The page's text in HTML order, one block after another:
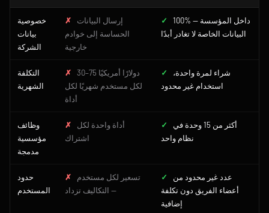
خصوصية
بيانات
الشركة
✗
الحساسة إلى خوادم
خارجية
✓
100% داخل المؤسسة —
البيانات الخاصة لا تغادر أبدًا
التكلفة
الشهرية
✗
30–75 دولارًا أمريكيًا
لكل مستخدم شهريًا لكل
أداة
✓
استخدام غير محدود
وظائف
مؤسسية
مدمجة
✗
اشتراك
✓
نظام واحد
حدود
المستخدم
✗
— التكاليف تزداد
✓
أعضاء الفريق دون تكلفة
إضافية